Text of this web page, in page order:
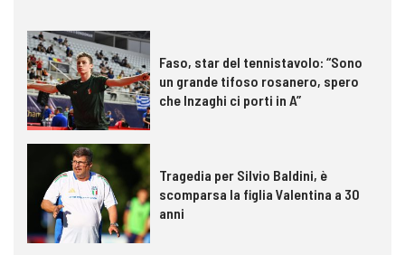
Faso, star del tennistavolo: “Sono
un grande tifoso rosanero, spero
che Inzaghi ci porti in A”
Tragedia per Silvio Baldini, è
scomparsa la figlia Valentina a 30
anni